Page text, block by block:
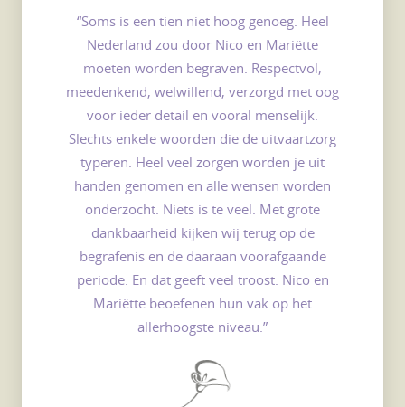
“Soms is een tien niet hoog genoeg. Heel
Nederland zou door Nico en Mariëtte
moeten worden begraven. Respectvol,
meedenkend, welwillend, verzorgd met oog
voor ieder detail en vooral menselijk.
Slechts enkele woorden die de uitvaartzorg
typeren. Heel veel zorgen worden je uit
handen genomen en alle wensen worden
onderzocht. Niets is te veel. Met grote
dankbaarheid kijken wij terug op de
begrafenis en de daaraan voorafgaande
periode. En dat geeft veel troost. Nico en
Mariëtte beoefenen hun vak op het
allerhoogste niveau.”